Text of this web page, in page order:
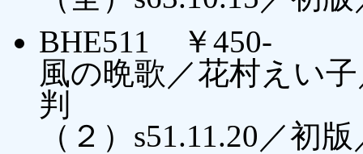
BHE511 ￥450-
風の晩歌／花村えい
判
（２）s51.11.20／初